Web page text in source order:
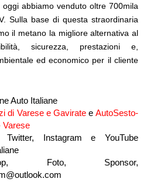
abbiamo venduto oltre 700mila
Sulla base di questa straordinaria
il metano la migliore alternativa al
sicurezza, prestazioni e,
ed economico per il cliente
Auto Italiane
di Varese e GavirateeAutoSesto-
Varese
Twitter, Instagram e YouTube
Foto, Sponsor,